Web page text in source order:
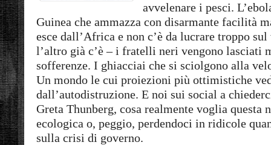
avvelenare i pesci.
Guinea che ammazza con disarmante facilità
esce dall’Africa e non c’è da lucrare troppo
l’altro già c’è – i fratelli neri vengono lasciati
sofferenze. I ghiacciai che si sciolgono alla
Un mondo le cui proiezioni più ottimistiche
dall’autodistruzione. E noi sui social a
Greta Thunberg, cosa realmente voglia questa
ecologica o, peggio, perdendoci in ridicole
sulla crisi di governo.